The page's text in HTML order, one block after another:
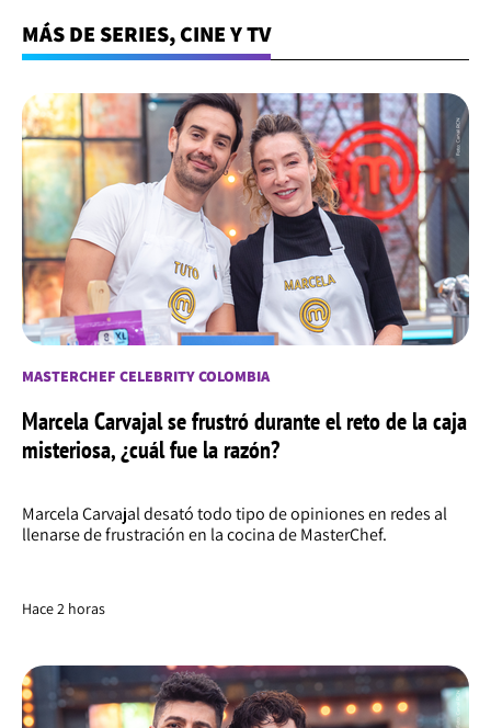
MÁS DE SERIES, CINE Y TV
MASTERCHEF CELEBRITY COLOMBIA
Marcela Carvajal se frustró durante el reto de la caja
misteriosa, ¿cuál fue la razón?
Marcela Carvajal desató todo tipo de opiniones en redes al
llenarse de frustración en la cocina de MasterChef.
Hace 2 horas